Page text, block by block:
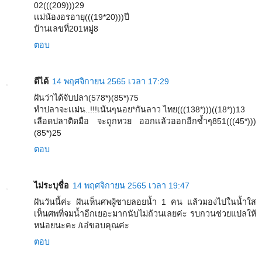
02(((209)))29
เเม่น้องอรอายุ(((19*20)))ปี
บ้านเลขที่201หมู่8
ตอบ
ดีได้ 14 พฤศจิกายน 2565 เวลา 17:29
ฝันว่าได้จับปลา(578*)(85*)75
ทำปลาจะเเม่น..!!!เน้นๆนอย*กันลาว ไทย(((138*)))((18*))13
เลือดปลาติดมือ จะถูกหวย ออกเเล้วออกอีกซ้ำๆ851(((45*)))
(85*)25
ตอบ
ไม่ระบุชื่อ 14 พฤศจิกายน 2565 เวลา 19:47
ฝันวันนี้ค่ะ ฝันเห็นศพผู้ชายลอยน้ำ 1 คน แล้วมองไปในน้ำใส
เห็นศพที่จมน้ำอีกเยอะมากนับไม่ถ้วนเลยค่ะ รบกวนช่วยแปลให้
หน่อยนะคะ /เอ๋ขอบคุณค่ะ
ตอบ